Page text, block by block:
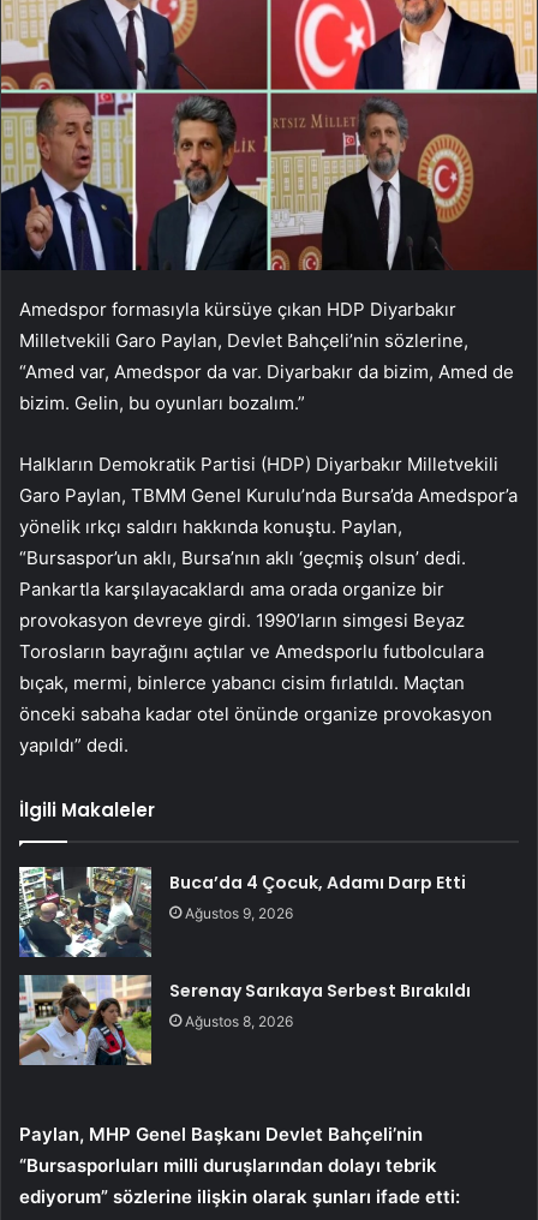
Amedspor formasıyla kürsüye çıkan HDP Diyarbakır
Milletvekili Garo Paylan, Devlet Bahçeli’nin sözlerine,
“Amed var, Amedspor da var. Diyarbakır da bizim, Amed de
bizim. Gelin, bu oyunları bozalım.”
Halkların Demokratik Partisi (HDP) Diyarbakır Milletvekili
Garo Paylan, TBMM Genel Kurulu’nda Bursa’da Amedspor’a
yönelik ırkçı saldırı hakkında konuştu. Paylan,
“Bursaspor’un aklı, Bursa’nın aklı ‘geçmiş olsun’ dedi.
Pankartla karşılayacaklardı ama orada organize bir
provokasyon devreye girdi. 1990’ların simgesi Beyaz
Torosların bayrağını açtılar ve Amedsporlu futbolculara
bıçak, mermi, binlerce yabancı cisim fırlatıldı. Maçtan
önceki sabaha kadar otel önünde organize provokasyon
yapıldı” dedi.
İlgili Makaleler
Buca’da 4 Çocuk, Adamı Darp Etti
Ağustos 9, 2026
Serenay Sarıkaya Serbest Bırakıldı
Ağustos 8, 2026
Paylan, MHP Genel Başkanı Devlet Bahçeli’nin
“Bursasporluları milli duruşlarından dolayı tebrik
ediyorum” sözlerine ilişkin olarak şunları ifade etti: